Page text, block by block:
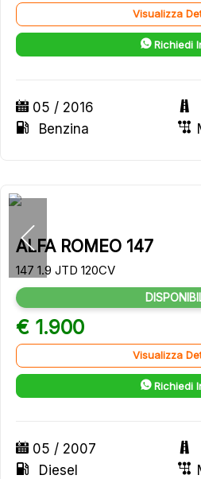
Visualizza
Richiedi
05 / 2016
Benzina
ALFA ROMEO 147
147 1.9 JTD 120CV
€ 1.900
Visualizza
Richiedi
05 / 2007
Diesel